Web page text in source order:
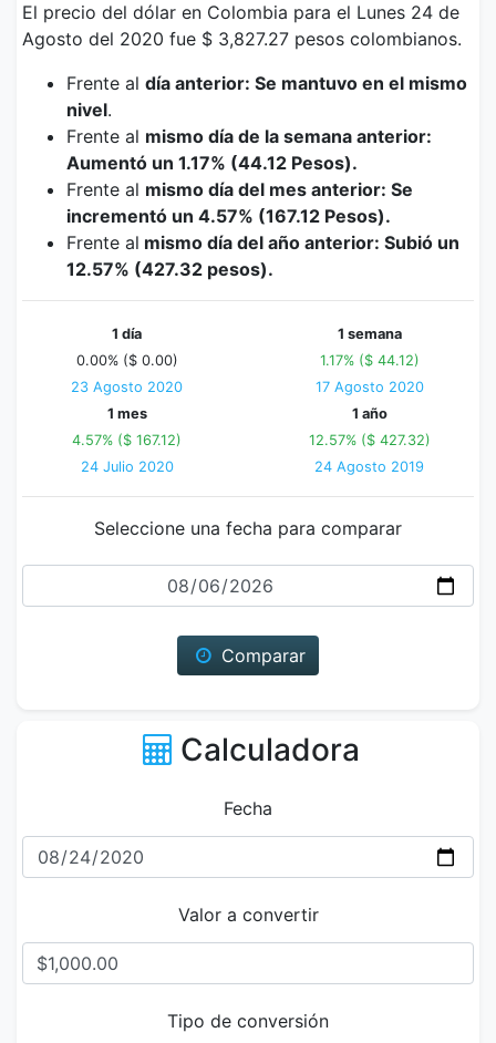
El precio del dólar en Colombia para el Lunes 24 de
Agosto del 2020 fue $ 3,827.27 pesos colombianos.
Frente al día anterior: Se mantuvo en el mismo
nivel.
Frente al mismo día de la semana anterior:
Aumentó un 1.17% (44.12 Pesos).
Frente al mismo día del mes anterior: Se
incrementó un 4.57% (167.12 Pesos).
Frente al mismo día del año anterior: Subió un
12.57% (427.32 pesos).
1 día
0.00% ($ 0.00)
23 Agosto 2020
1 semana
1.17% ($ 44.12)
17 Agosto 2020
1 mes
4.57% ($ 167.12)
24 Julio 2020
1 año
12.57% ($ 427.32)
24 Agosto 2019
Seleccione una fecha para comparar
Fecha
Comparar
Calculadora
Fecha
Valor a convertir
Tipo de conversión